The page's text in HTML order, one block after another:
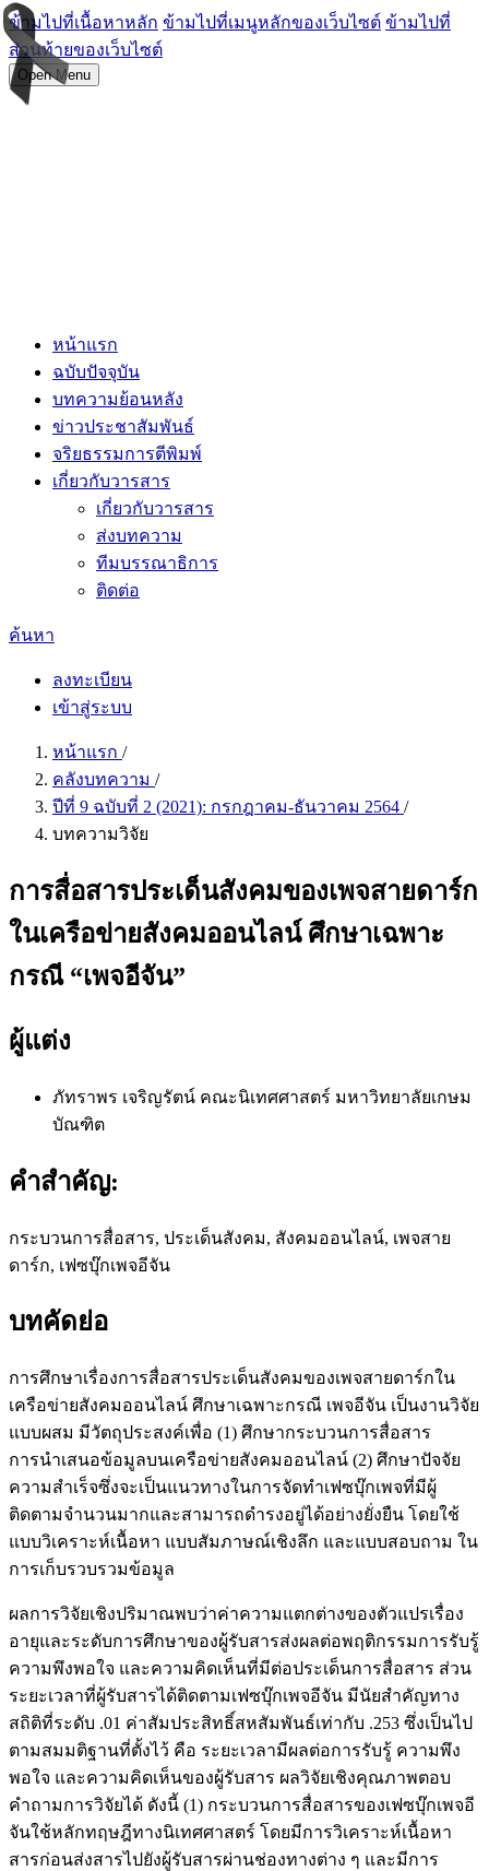
ข้ามไปที่เนื้อหาหลัก ข้ามไปที่เมนูหลักของเว็บไซต์ ข้ามไปที่
ส่วนท้ายของเว็บไซต์
Open Menu
หน้าแรก
ฉบับปัจจุบัน
บทความย้อนหลัง
ข่าวประชาสัมพันธ์
จริยธรรมการตีพิมพ์
เกี่ยวกับวารสาร
เกี่ยวกับวารสาร
ส่งบทความ
ทีมบรรณาธิการ
ติดต่อ
ค้นหา
ลงทะเบียน
เข้าสู่ระบบ
หน้าแรก /
คลังบทความ /
ปีที่ 9 ฉบับที่ 2 (2021): กรกฎาคม-ธันวาคม 2564 /
บทความวิจัย
การสื่อสารประเด็นสังคมของเพจสายดาร์ก
ในเครือข่ายสังคมออนไลน์ ศึกษาเฉพาะ
กรณี “เพจอีจัน”
ผู้แต่ง
ภัทราพร เจริญรัตน์ คณะนิเทศศาสตร์ มหาวิทยาลัยเกษม
บัณฑิต
คำสำคัญ:
กระบวนการสื่อสาร, ประเด็นสังคม, สังคมออนไลน์, เพจสาย
ดาร์ก, เฟซบุ๊กเพจอีจัน
บทคัดย่อ
การศึกษาเรื่องการสื่อสารประเด็นสังคมของเพจสายดาร์กใน
เครือข่ายสังคมออนไลน์ ศึกษาเฉพาะกรณี เพจอีจัน เป็นงานวิจัย
แบบผสม มีวัตถุประสงค์เพื่อ (1) ศึกษากระบวนการสื่อสาร
การนำเสนอข้อมูลบนเครือข่ายสังคมออนไลน์ (2) ศึกษาปัจจัย
ความสำเร็จซึ่งจะเป็นแนวทางในการจัดทำเฟซบุ๊กเพจที่มีผู้
ติดตามจำนวนมากและสามารถดำรงอยู่ได้อย่างยั่งยืน โดยใช้
แบบวิเคราะห์เนื้อหา แบบสัมภาษณ์เชิงลึก และแบบสอบถาม ใน
การเก็บรวบรวมข้อมูล
ผลการวิจัยเชิงปริมาณพบว่าค่าความแตกต่างของตัวแปรเรื่อง
อายุและระดับการศึกษาของผู้รับสารส่งผลต่อพฤติกรรมการรับรู้
ความพึงพอใจ และความคิดเห็นที่มีต่อประเด็นการสื่อสาร ส่วน
ระยะเวลาที่ผู้รับสารได้ติดตามเฟซบุ๊กเพจอีจัน มีนัยสำคัญทาง
สถิติที่ระดับ .01 ค่าสัมประสิทธิ์สหสัมพันธ์เท่ากับ .253 ซึ่งเป็นไป
ตามสมมติฐานที่ตั้งไว้ คือ ระยะเวลามีผลต่อการรับรู้ ความพึง
พอใจ และความคิดเห็นของผู้รับสาร ผลวิจัยเชิงคุณภาพตอบ
คำถามการวิจัยได้ ดังนี้ (1) กระบวนการสื่อสารของเฟซบุ๊กเพจอี
จันใช้หลักทฤษฎีทางนิเทศศาสตร์ โดยมีการวิเคราะห์เนื้อหา
สารก่อนส่งสารไปยังผู้รับสารผ่านช่องทางต่าง ๆ และมีการ